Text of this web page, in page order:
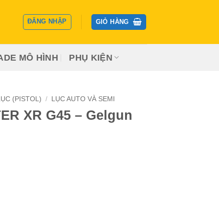
ĐĂNG NHẬP GIỎ HÀNG
MÔ HÌNH PHỤ KIỆN
(PISTOL) / LỤC AUTO VÀ SEMI
XR G45 – Gelgun